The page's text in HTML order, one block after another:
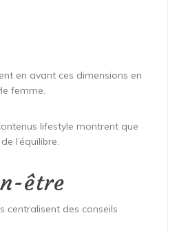
en avant ces dimensions en
femme.
lifestyle montrent que
l’équilibre.
être
centralisent des conseils